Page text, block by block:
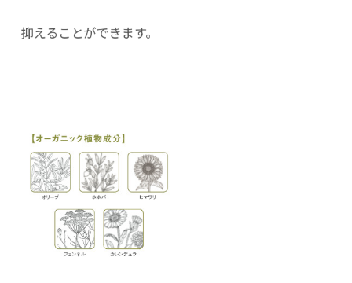
抑えることができます。